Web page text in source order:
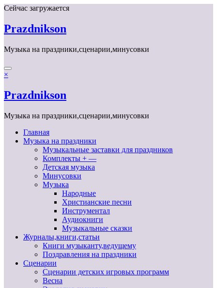
Перейти
содержимому
Сейчас загружается
Prazdnikson
Музыка на праздники,сценарии,минусовки
×
Prazdnikson
Музыка на праздники,сценарии,минусовки
Главная
Музыка на праздники
Музыкальные заставки для праздников
Комплекты + —
Детская музыка
Минусовки
Музыка
Народные
Христианские песни
Инструментал
Аудиокниги
Музыкальные сказки
Журналы,книги,статьи
Книги музыканту,ведущему
Поздравления на праздники
Сценарии
Сценарии детских игровых программ
Весна